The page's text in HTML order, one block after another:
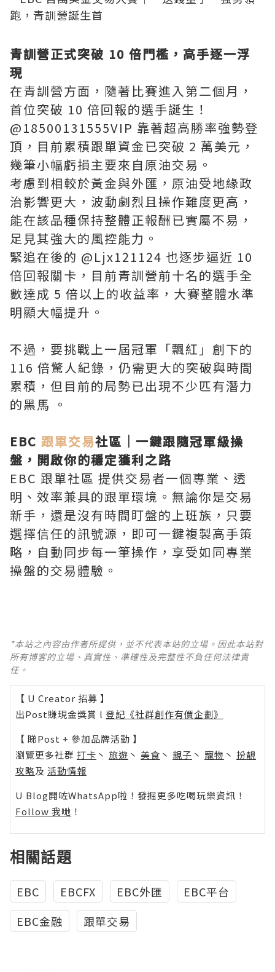
青訓營正式突破 10 倍門檻，高手逐一浮
現
在青訓營方面，隨著比賽進入第二個月，
首位突破 10 倍回報的選手誕生！
@18500131555VIP 靠著超高勝率強勢登
頂，目前累積跟單資金已突破 2 萬美元，
幾筆小幅虧損主要來自原油交易。
考慮到相較於黃金與外匯，原油受地緣政
治影響更大，波動劇烈且操作難度更高，
能在該品種保持整體正報酬已實屬不易，
足見其強大的風控能力。
緊追在後的 @Ljx121124 也逐步逼近 10
倍回報關卡，目前青訓營前十名的選手全
數達成 5 倍以上的收益率，大賽整體水準
明顯大幅提升。
不過，要挑戰上一屆冠軍「飄紅」創下的
116 倍驚人紀錄，仍需更大的突破與時間
累積，但目前的局勢已出現不少匹有潛力
的黑馬 。
EBC 跟單交易社區｜一鍵跟隨冠軍級操
盤，開啟你的穩定獲利之路
EBC 跟單社區 提供交易者一個專業、透
明、效率兼具的跟單環境。無論你是交易
新手，還是沒有時間盯盤的上班族，只要
選擇信任的訊號源，即可一鍵複製高手策
略，自動同步每一筆操作，享受如同專業
操盤的交易體驗。
*本站之內容由作者所提供，並不代表本站的立場。因此本站對
所有博客的立場、真實性、準確性及完整性不負任何法律責
任。
【 U Creator 招募 】
出Post賺現金獎賞 l 登記《社群創作有價企劃》
【 睇Post + 參加品牌活動 】
瀏覽更多社群 打卡 丶 旅遊 丶 美食 丶 親子 丶 寵物 丶 扮靚
攻略及 活動情報
U Blog開咗WhatsApp啦！發掘更多吃喝玩樂資訊！
Follow 我哋 ！
相關話題
EBC EBCFX EBC外匯
EBC平台
EBC金融
跟單交易